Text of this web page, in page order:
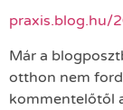
praxis.blog.hu/
Már a
otthon nem
kommentelőtől